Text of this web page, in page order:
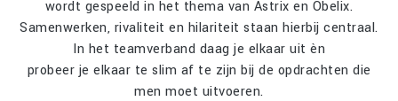
wordt gespeeld in het thema van Astrix en Obelix.
Samenwerken, rivaliteit en hilariteit staan hierbij centraal.
In het teamverband daag je elkaar uit èn
probeer je elkaar te slim af te zijn bij de opdrachten die
men moet uitvoeren.